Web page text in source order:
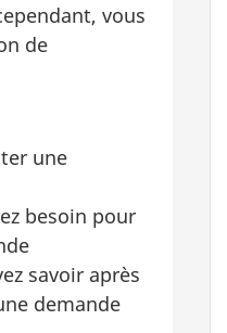
vous
de
une
besoin pour
savoir après
demande